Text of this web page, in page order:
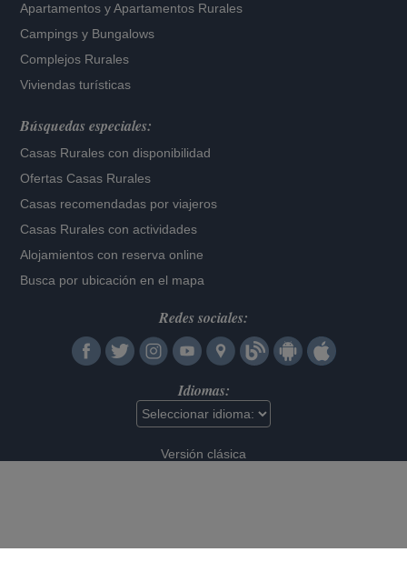
Apartamentos yApartamentos Rurales
Campings y Bungalows
Complejos Rurales
Viviendas turísticas
Búsquedas especiales:
Casas Rurales con disponibilidad
Ofertas Casas Rurales
Casas recomendadas por viajeros
Casas Rurales con actividades
Alojamientos con reserva online
Busca por ubicación en el mapa
Redes sociales:
Idiomas:
Versión clásica